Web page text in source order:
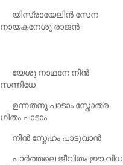
യിസ്രായേലിൻ സേന
നായകനേശു രാജൻ
യേശു നാഥനേ നിൻ
സന്നിധേ
ഉന്നതനു പാടാം സ്തോത്ര
ഗീതം പാടാം
നിൻ സ്നേഹം പാടുവാൻ
പാർത്തലെ ജീവിതം ഈ വിധ